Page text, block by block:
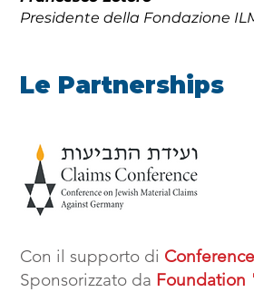
Presidente della Fondazione
Le Partnerships
Con il supporto di
Sponsorizzato da Foundation